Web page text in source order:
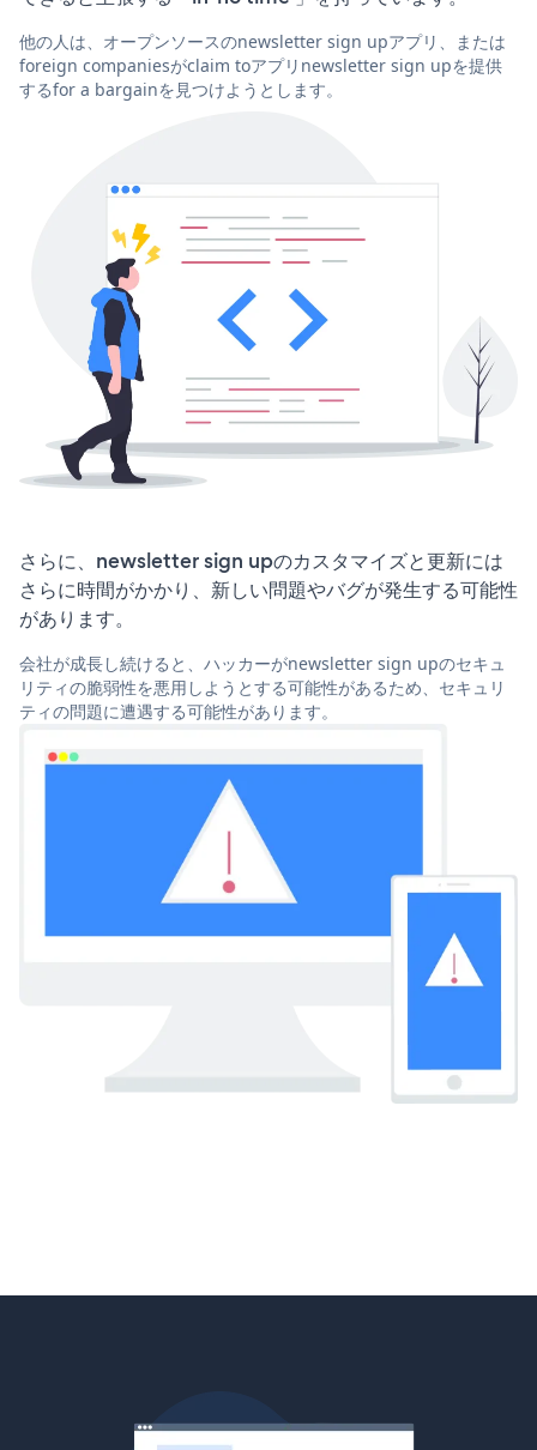
他の人は、オープンソースのnewsletter sign upアプリ、または
foreign companiesがclaim toアプリnewsletter sign upを提供
するfor a bargainを見つけようとします。
さらに、newsletter sign upのカスタマイズと更新には
さらに時間がかかり、新しい問題やバグが発生する可能性
があります。
会社が成長し続けると、ハッカーがnewsletter sign upのセキュ
リティの脆弱性を悪用しようとする可能性があるため、セキュリ
ティの問題に遭遇する可能性があります。